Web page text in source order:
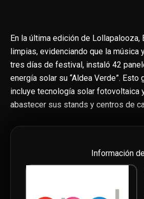
En la última edición de
limpias, evidenciando que la música
tres días de festival, instaló 42
energía solar su “Aldea Verde”. Esto
incluye tecnología solar fotovoltaica
abastecer sus stands y centros de
Información